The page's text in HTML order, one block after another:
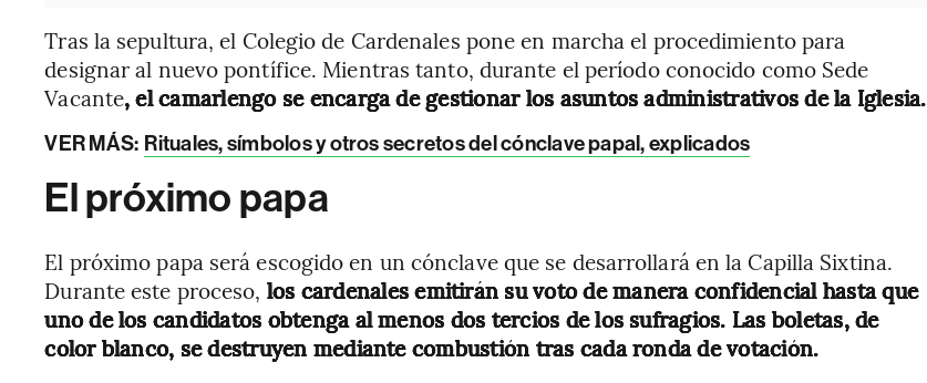
Tras la sepultura, el Colegio de Cardenales pone en marcha el procedimiento para
designar al nuevo pontífice. Mientras tanto, durante el período conocido como Sede
Vacante, el camarlengo se encarga de gestionar los asuntos administrativos de la Iglesia.
VER MÁS: Rituales, símbolos y otros secretos del cónclave papal, explicados
El próximo papa
El próximo papa será escogido en un cónclave que se desarrollará en la Capilla Sixtina.
Durante este proceso, los cardenales emitirán su voto de manera confidencial hasta que
uno de los candidatos obtenga al menos dos tercios de los sufragios. Las boletas, de
color blanco, se destruyen mediante combustión tras cada ronda de votación.